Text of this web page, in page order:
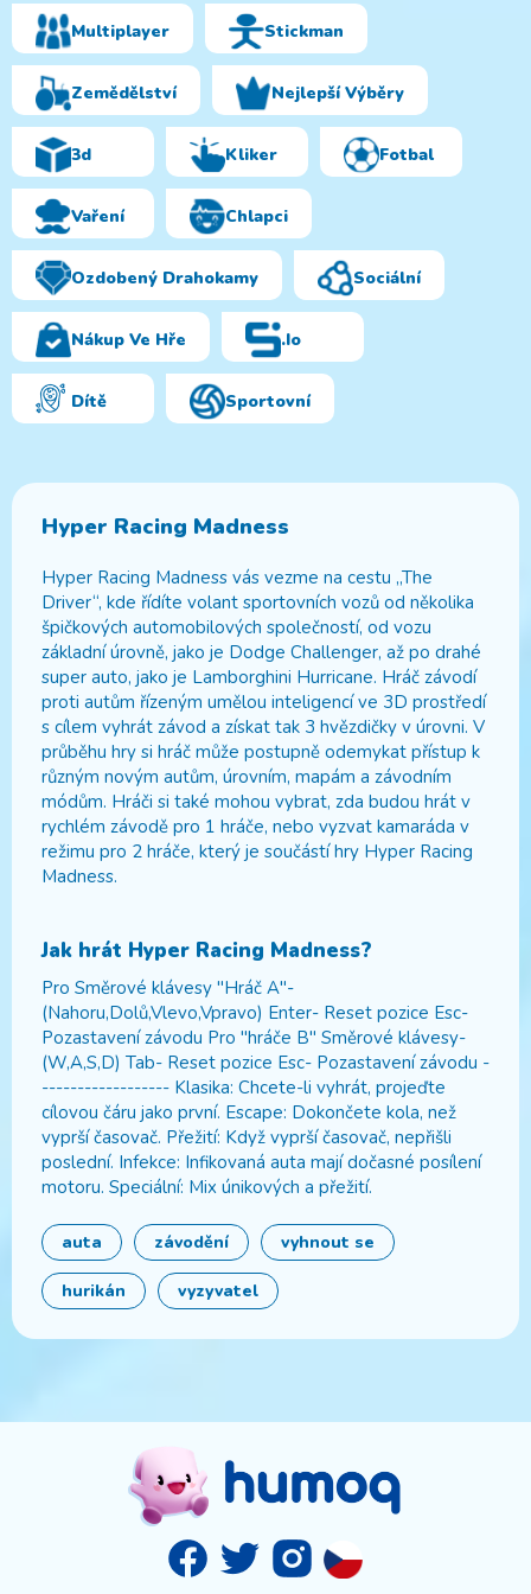
Multiplayer Stickman
Zemědělství Nejlepší Výběry
3d Kliker Fotbal
Vaření Chlapci
Ozdobený Drahokamy Sociální
Nákup Ve Hře .io
Dítě Sportovní
Hyper Racing Madness
Hyper Racing Madness vás vezme na cestu „The
Driver“, kde řídíte volant sportovních vozů od několika
špičkových automobilových společností, od vozu
základní úrovně, jako je Dodge Challenger, až po drahé
super auto, jako je Lamborghini Hurricane. Hráč závodí
proti autům řízeným umělou inteligencí ve 3D prostředí
s cílem vyhrát závod a získat tak 3 hvězdičky v úrovni. V
průběhu hry si hráč může postupně odemykat přístup k
různým novým autům, úrovním, mapám a závodním
módům. Hráči si také mohou vybrat, zda budou hrát v
rychlém závodě pro 1 hráče, nebo vyzvat kamaráda v
režimu pro 2 hráče, který je součástí hry Hyper Racing
Madness.
Jak hrát Hyper Racing Madness?
Pro Směrové klávesy "Hráč A"-
(Nahoru,Dolů,Vlevo,Vpravo) Enter- Reset pozice Esc-
Pozastavení závodu Pro "hráče B" Směrové klávesy-
(W,A,S,D) Tab- Reset pozice Esc- Pozastavení závodu -
------------------ Klasika: Chcete-li vyhrát, projeďte
cílovou čáru jako první. Escape: Dokončete kola, než
vyprší časovač. Přežití: Když vyprší časovač, nepřišli
poslední. Infekce: Infikovaná auta mají dočasné posílení
motoru. Speciální: Mix únikových a přežití.
auta závodění vyhnout se
hurikán vyzyvatel